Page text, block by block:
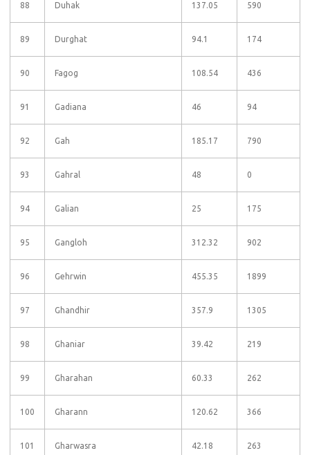
88 Duhak 137.05 590
89 Durghat 94.1 174
90 Fagog 108.54 436
91 Gadiana 46 94
92 Gah 185.17 790
93 Gahral 48 0
94 Galian 25 175
95 Gangloh 312.32 902
96 Gehrwin 455.35 1899
97 Ghandhir 357.9 1305
98 Ghaniar 39.42 219
99 Gharahan 60.33 262
100 Gharann 120.62 366
101 Gharwasra 42.18 263